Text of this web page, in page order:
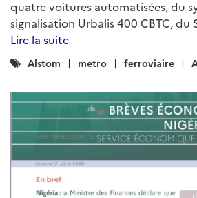
quatre voitures automatisées, du
signalisation Urbalis 400 CBTC, du
Lire la suite
Catégories
Alstom metro ferroviaire